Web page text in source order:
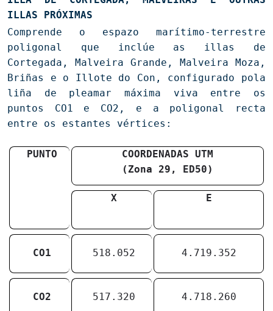
ILLAS PRÓXIMAS
Comprende o espazo marítimo-terrestre
poligonal que inclúe as illas de
Cortegada, Malveira Grande, Malveira Moza,
Briñas e o Illote do Con, configurado pola
liña de pleamar máxima viva entre os
puntos CO1 e CO2, e a poligonal recta
entre os estantes vértices:
PUNTO
COORDENADAS UTM
(Zona 29, ED50)
X E
CO1 518.052 4.719.352
CO2 517.320 4.718.260